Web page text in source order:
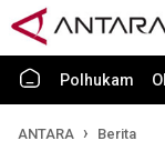
Polhukam
ANTARA Berita